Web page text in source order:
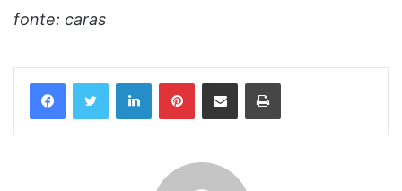
fonte: caras
LinkedinPinterestCompartilhar via e-mail Imprimir